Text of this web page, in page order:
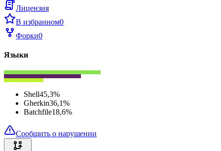
Лицензия
В избранном0
Форки0
Языки
Shell45,3%
Gherkin36,1%
Batchfile18,6%
Сообщить о нарушении